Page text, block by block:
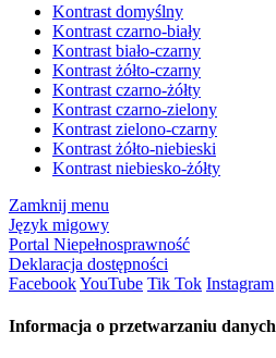
Kontrast domyślny
Kontrast czarno-biały
Kontrast biało-czarny
Kontrast żółto-czarny
Kontrast czarno-żółty
Kontrast czarno-zielony
Kontrast zielono-czarny
Kontrast żółto-niebieski
Kontrast niebiesko-żółty
Zamknij menu
Język migowy
Portal Niepełnosprawność
Deklaracja dostępności
FacebookYouTube Tik Tok Instagram
Informacja o przetwarzaniu danych